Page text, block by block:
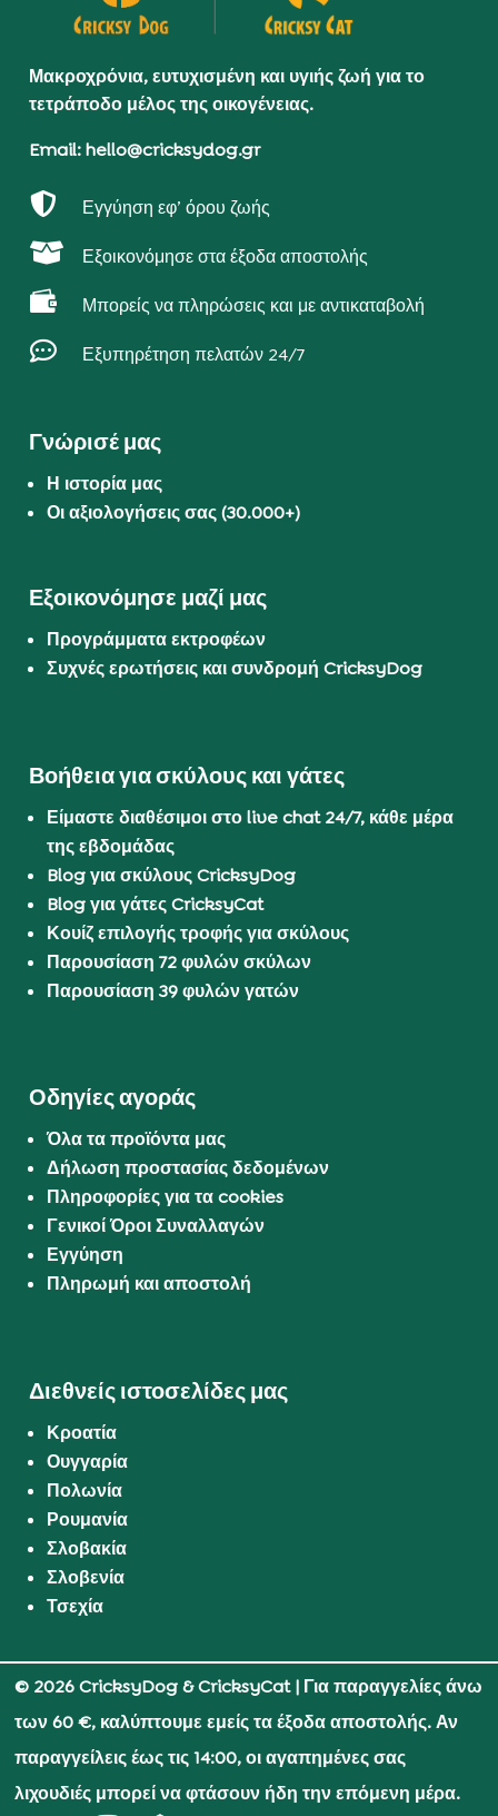
Μακροχρόνια, ευτυχισμένη και υγιής ζωή για το
τετράποδο μέλος της οικογένειας.
Email: hello@cricksydog.gr
 Εγγύηση εφ’ όρου ζωής
 Εξοικονόμησε στα έξοδα αποστολής
 Μπορείς να πληρώσεις και με αντικαταβολή
 Εξυπηρέτηση πελατών 24/7
Γνώρισέ μας
Η ιστορία μας
Οι αξιολογήσεις σας (30.000+)
Εξοικονόμησε μαζί μας
Προγράμματα εκτροφέων
Συχνές ερωτήσεις και συνδρομή CricksyDog
Βοήθεια για σκύλους και γάτες
Είμαστε διαθέσιμοι στο live chat 24/7, κάθε μέρα
της εβδομάδας
Blog για σκύλους CricksyDog
Blog για γάτες CricksyCat
Κουίζ επιλογής τροφής για σκύλους
Παρουσίαση 72 φυλών σκύλων
Παρουσίαση 39 φυλών γατών
Οδηγίες αγοράς
Όλα τα προϊόντα μας
Δήλωση προστασίας δεδομένων
Πληροφορίες για τα cookies
Γενικοί Όροι Συναλλαγών
Εγγύηση
Πληρωμή και αποστολή
Διεθνείς ιστοσελίδες μας
Κροατία
Ουγγαρία
Πολωνία
Ρουμανία
Σλοβακία
Σλοβενία
Τσεχία
© 2026 CricksyDog & CricksyCat| Για παραγγελίες άνω
των 60 €, καλύπτουμε εμείς τα έξοδα αποστολής. Αν
παραγγείλεις έως τις 14:00, οι αγαπημένες σας
λιχουδιές μπορεί να φτάσουν ήδη την επόμενη μέρα.